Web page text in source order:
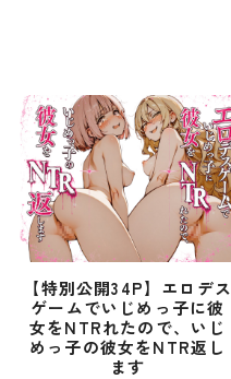
【特別公開34P】エロデス
ゲームでいじめっ子に彼
女をNTRれたので、いじ
めっ子の彼女をNTR返し
ます